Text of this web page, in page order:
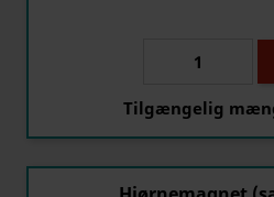
Tilgængelig